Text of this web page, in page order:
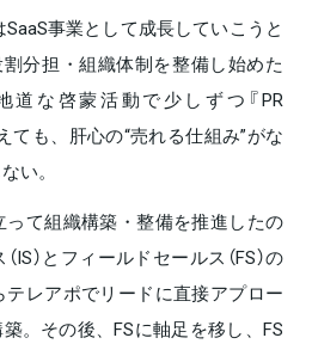
事業として成長していこうと
割分担・組織体制を整備し始めた
道な啓蒙活動で少しずつ『PR
ても、肝心の“売れる仕組み”がな
い。
て組織構築・整備を推進したの
IS）とフィールドセールス（FS）の
レアポでリードに直接アプロー
。その後、FSに軸足を移し、FS